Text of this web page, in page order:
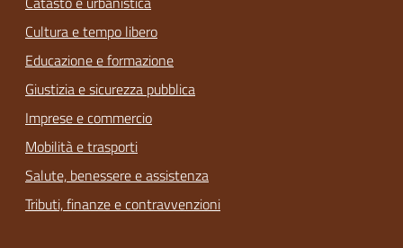
Cultura e tempo libero
Educazione e formazione
Giustizia e sicurezza pubblica
Imprese e commercio
Mobilità e trasporti
Salute, benessere e assistenza
Tributi, finanze e contravvenzioni